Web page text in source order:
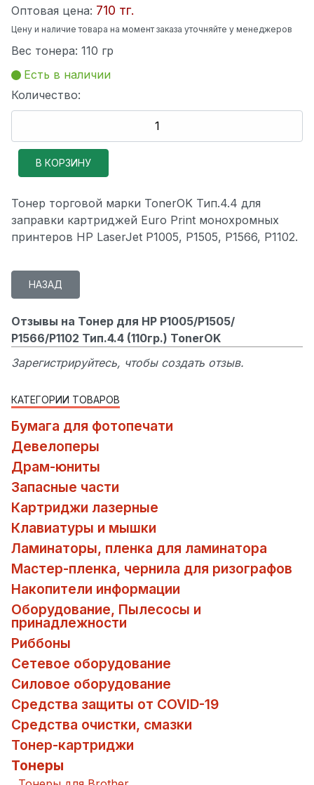
Оптовая цена: 710 тг.
Цену и наличие товара на момент заказа уточняйте у менеджеров
Вес тонера: 110 гр
Есть в наличии
Количество:
Тонер торговой марки TonerOK Тип.4.4 для
заправки картриджей Euro Print монохромных
принтеров HP LaserJet P1005, P1505, P1566, P1102.
Отзывы на Тонер для HP P1005/P1505/
P1566/P1102 Тип.4.4 (110гр.) TonerOK
Зарегистрируйтесь, чтобы создать отзыв.
КАТЕГОРИИ ТОВАРОВ
Бумага для фотопечати
Девелоперы
Драм-юниты
Запасные части
Картриджи лазерные
Клавиатуры и мышки
Ламинаторы, пленка для ламинатора
Мастер-пленка, чернила для ризографов
Накопители информации
Оборудование, Пылесосы и
принадлежности
Риббоны
Сетевое оборудование
Силовое оборудование
Средства защиты от COVID-19
Средства очистки, смазки
Тонер-картриджи
Тонеры